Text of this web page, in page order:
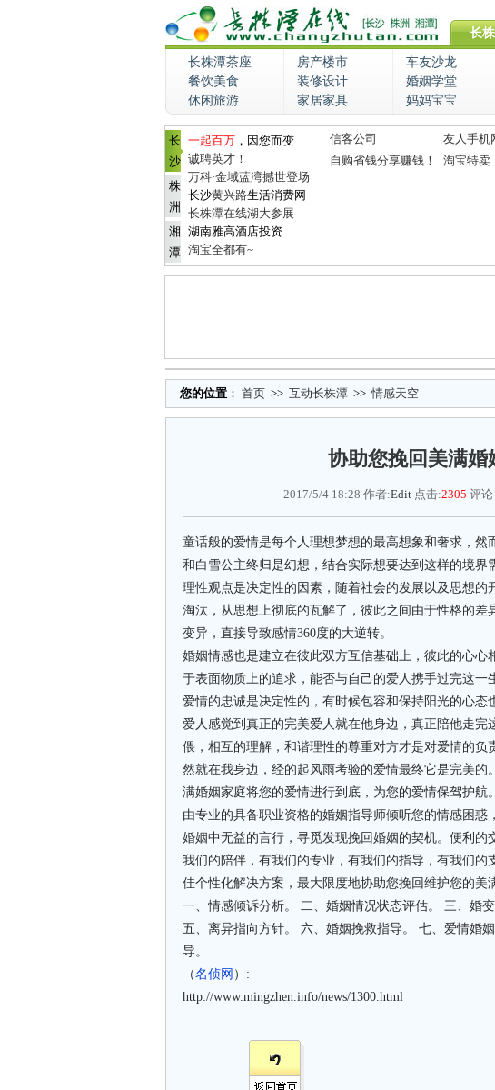
长
长株潭茶座 房产楼市 车友沙龙
餐饮美食
装修设计 婚姻学堂
休闲旅游
家居家具 妈妈宝宝
长
沙
株
洲
湘
潭
一起百万 ，因您而变
诚聘英才！
万科·金域蓝湾撼世登场
长沙黄兴路生活消费网
长株潭在线湖大参展
湖南雅高酒店投资
淘宝全都有~
信客公司 友人手机
自购省钱分享赚钱！
淘宝特卖
您的位置 ： 首页 >> 互动长株潭 >> 情感天空
协助您挽回美满婚
2017/5/4 18:28 作者:Edit点击:2305 评论
童话般的爱情是每个人理想梦想的最高想象和奢求，然
和白雪公主终归是幻想，结合实际想要达到这样的境界
理性观点是决定性的因素，随着社会的发展以及思想的
淘汰，从思想上彻底的瓦解了，彼此之间由于性格的差
变异，直接导致感情360度的大逆转。
婚姻情感也是建立在彼此双方互信基础上，彼此的心心
于表面物质上的追求，能否与自己的爱人携手过完这一
爱情的忠诚是决定性的，有时候包容和保持阳光的心态
爱人感觉到真正的完美爱人就在他身边，真正陪他走完
偎，相互的理解，和谐理性的尊重对方才是对爱情的负
然就在我身边，经的起风雨考验的爱情最终它是完美的。
满婚姻家庭将您的爱情进行到底，为您的爱情保驾护航。
由专业的具备职业资格的婚姻指导师倾听您的情感困惑
婚姻中无益的言行，寻觅发现挽回婚姻的契机。便利的
我们的陪伴，有我们的专业，有我们的指导，有我们的
佳个性化解决方案，最大限度地协助您挽回维护您的美
一、情感倾诉分析。 二、婚姻情况状态评估。 三、婚
五、离异指向方针。 六、婚姻挽救指导。 七、爱情婚
导。
（名侦网 ）:
http://www.mingzhen.info/news/1300.html